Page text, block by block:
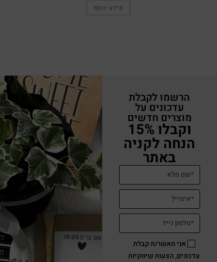
מידע נוסף
הרשמו לקבלת
עדכונים על
מוצרים חדשים
וקבלו 15%
הנחה לקניה
באתר
אני מאשר/ת קבלת
עדכונים, הצעות שיווקיות